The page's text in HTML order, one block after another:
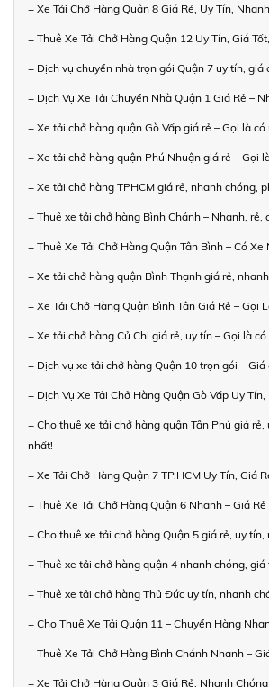
+ Xe Tải Chở Hàng Quận 8 Giá Rẻ, Uy Tín,
+ Thuê Xe Tải Chở Hàng Quận 12 Uy Tín, Giá
+ Dịch vụ chuyển nhà trọn gói Quận 7 uy tín, giá
+ Dịch Vụ Xe Tải Chuyển Nhà Quận 1 Giá Rẻ –
+ Xe tải chở hàng quận Gò Vấp giá rẻ – Gọi là có
+ Xe tải chở hàng quận Phú Nhuận giá rẻ – Gọi
+ Xe tải chở hàng TPHCM giá rẻ, nhanh chóng,
+ Thuê xe tải chở hàng Bình Chánh – Nhanh, rẻ,
+ Thuê Xe Tải Chở Hàng Quận Tân Bình – Có Xe
+ Xe tải chở hàng quận Bình Thạnh giá rẻ,
+ Xe Tải Chở Hàng Quận Bình Tân Giá Rẻ – Gọi
+ Xe tải chở hàng Củ Chi giá rẻ, uy tín – Gọi là có
+ Dịch vụ xe tải chở hàng Quận 10 trọn gói –
+ Dịch Vụ Xe Tải Chở Hàng Quận Gò Vấp Uy
+ Cho thuê xe tải chở hàng quận Tân Phú giá
nhất!
+ Xe Tải Chở Hàng Quận 7 TP.HCM Uy Tín, Giá
+ Thuê Xe Tải Chở Hàng Quận 6 Nhanh – Giá
+ Cho thuê xe tải chở hàng Quận 5 giá rẻ, uy tín,
+ Thuê xe tải chở hàng quận 4 nhanh chóng, giá
+ Thuê xe tải chở hàng Thủ Đức uy tín, nhanh
+ Cho Thuê Xe Tải Quận 11 – Chuyển Hàng
+ Thuê Xe Tải Chở Hàng Bình Chánh Nhanh –
+ Xe Tải Chở Hàng Quận 3 Giá Rẻ, Nhanh